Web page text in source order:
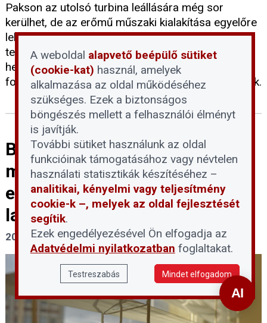
Pakson az utolsó turbina leállására még sor
kerülhet, de az erőmű műszaki kialakítása egyelőre
lehetővé teszi a további működést. A kieső
termelést részben a Dunamenti Erőmű
helyreállítása, részben az import és az önkéntes
fogyasztáscsökkentési vállalások ellensúlyozhatják.
Beruházás nélkül
megvalósítható
energiatakarékossági tippek a
lakásban
2026. augusztus 4.
A weboldal alapvető beépülő sütiket
(cookie-kat) használ, amelyek
alkalmazása az oldal működéséhez
szükséges. Ezek a biztonságos
böngészés mellett a felhasználói élményt
is javítják.
További sütiket használunk az oldal
funkcióinak támogatásához vagy névtelen
használati statisztikák készítéséhez –
analitikai, kényelmi vagy teljesítmény
cookie-k –, melyek az oldal fejlesztését
segítik.
Ezek engedélyezésével Ön elfogadja az
Adatvédelmi nyilatkozatban foglaltakat.
Testreszabás Mindet elfogadom